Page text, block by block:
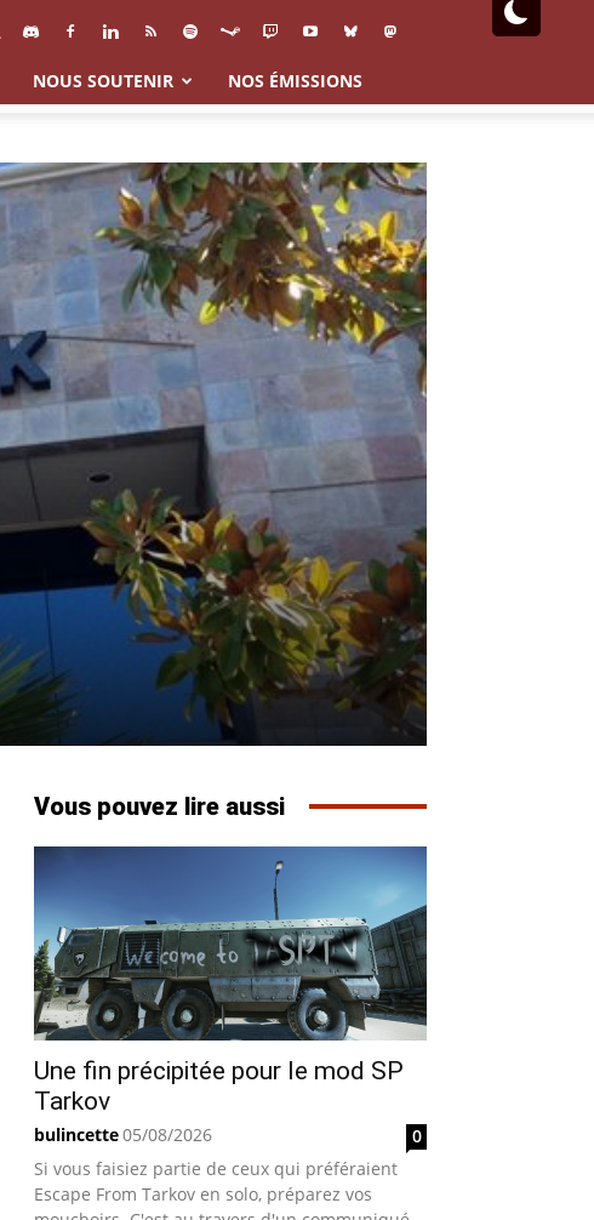
NOUS SOUTENIR NOS ÉMISSIONS
Vous pouvez lire aussi
Une fin précipitée pour le mod SP
Tarkov
bulincette05/08/2026
0
Si vous faisiez partie de ceux qui préféraient
Escape From Tarkov en solo, préparez vos